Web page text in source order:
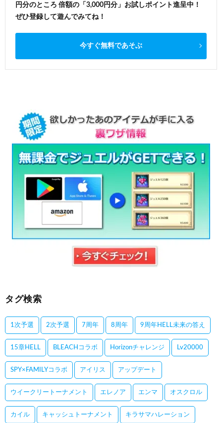
円分のところ 倍額の「3,000円分」お試しポイント進呈中！
ぜひ登録して遊んでみてね！
今すぐ無料であそぶ
タグ検索
1次予選 2次予選 7周年 8周年 9周年HELL未来の答え
15章HELL BLEACHコラボ Horizonチャレンジ Lv20000
SPY×FAMILYコラボ アイリス アップデート
ウイークリートーナメント エレノア エンマ オスクロル
カイル キャッシュトーナメント キラサマハレーション